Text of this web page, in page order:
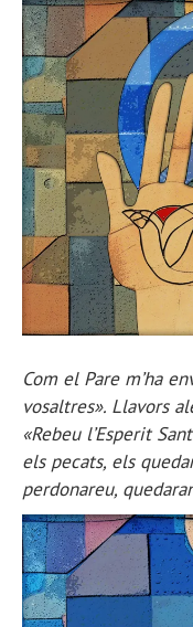
Com el Pare m’ha
vosaltres». Llavors
«Rebeu l’Esperit
els pecats, els
perdonareu,